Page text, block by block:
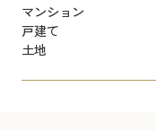
マンション
戸建て
土地